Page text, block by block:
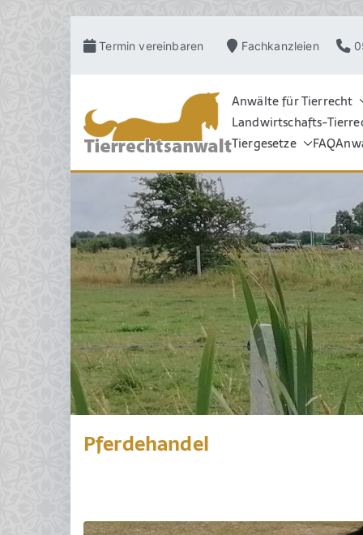
InhaltTermin vereinbaren Fachkanzleien
Pferderecht,
Grosstierrecht,
Schadensrecht,
Anwälte für Tierrecht
Landwirtschafts-
Tiergesetze
FAQ
Pferdehandel